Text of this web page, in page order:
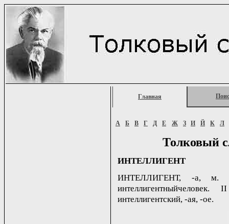
Главная
А Б В Г Д Е Ж З И Й К Л
Толковый
ИНТЕЛЛИГЕНТ
ИНТЕЛЛИГЕНТ, -а, м.
интеллигентский, -ая, -ое.